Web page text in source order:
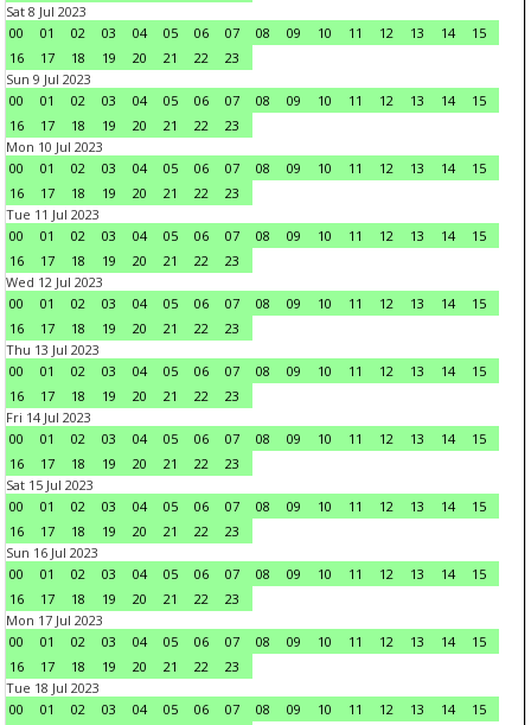
Sat 8 Jul 2023
00
01 02 03 04 05 06 07 08 09 10 11 12 13 14
15
16
17 18 19 20 21 22
23
Sun 9 Jul 2023
00
01 02 03 04 05 06 07 08 09 10 11 12 13 14
15
16
17 18 19 20 21 22
23
Mon 10 Jul 2023
00
01 02 03 04 05 06 07 08 09 10 11 12 13 14
15
16
17 18 19 20 21 22
23
Tue 11 Jul 2023
00
01 02 03 04 05 06 07 08 09 10 11 12 13 14
15
16
17 18 19 20 21 22
23
Wed 12 Jul 2023
00
01 02 03 04 05 06 07 08 09 10 11 12 13 14
15
16
17 18 19 20 21 22
23
Thu 13 Jul 2023
00
01 02 03 04 05 06 07 08 09 10 11 12 13 14
15
16
17 18 19 20 21 22
23
Fri 14 Jul 2023
00
01 02 03 04 05 06 07 08 09 10 11 12 13 14
15
16
17 18 19 20 21 22
23
Sat 15 Jul 2023
00
01 02 03 04 05 06 07 08 09 10 11 12 13 14
15
16
17 18 19 20 21 22
23
Sun 16 Jul 2023
00
01 02 03 04 05 06 07 08 09 10 11 12 13 14
15
16
17 18 19 20 21 22
23
Mon 17 Jul 2023
00
01 02 03 04 05 06 07 08 09 10 11 12 13 14
15
16
17 18 19 20 21 22
23
Tue 18 Jul 2023
00
01 02 03 04 05 06 07 08 09 10 11 12 13 14 15